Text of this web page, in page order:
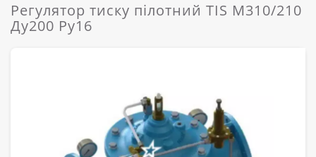
Регулятор тиску пілотний TIS M310/210
Ду200 Ру16